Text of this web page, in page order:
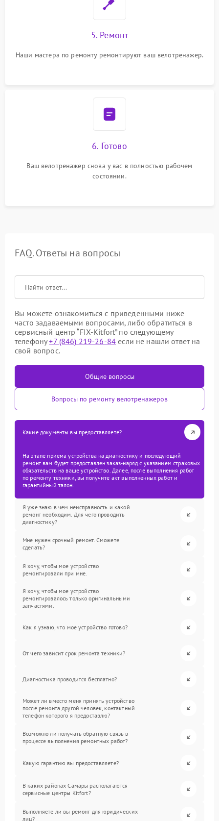
5. Ремонт
Наши мастера по ремонту ремонтируют ваш велотренажер.
6. Готово
Ваш велотренажер снова у вас в полностью рабочем
состоянии.
FAQ. Ответы на вопросы
Вы можете ознакомиться с приведенными ниже
часто задаваемыми вопросами, либо обратиться в
сервисный центр “FIX-Kitfort” по следующему
телефону+7 (846) 219-26-84 если не нашли ответ на
свой вопрос.
Общие вопросы
Вопросы по ремонту велотренажеров
Какие документы вы предоставляете?
На этапе приема устройства на диагностику и последующий
ремонт вам будет предоставлен заказ-наряд с указанием страховых
обязательств на ваше устройство. Далее, после выполнения работ
по ремонту техники, вы получите акт выполненных работ и
гарантийный талон.
Я уже знаю в чем неисправность и какой
ремонт необходим. Для чего проводить
диагностику?
Мне нужен срочный ремонт. Сможете
сделать?
Я хочу, чтобы мое устройство
ремонтировали при мне.
Я хочу, чтобы мое устройство
ремонтировалось только оригинальными
запчастями.
Как я узнаю, что мое устройство готово?
От чего зависит срок ремонта техники?
Диагностика проводится бесплатно?
Может ли вместо меня принять устройство
после ремонта другой человек, контактный
телефон которого я предоставлю?
Возможно ли получать обратную связь в
процессе выполнения ремонтных работ?
Какую гарантию вы предоставляете?
В каких районах Самары располагаются
сервисные центры Kitfort?
Выполняете ли вы ремонт для юридических
лиц?